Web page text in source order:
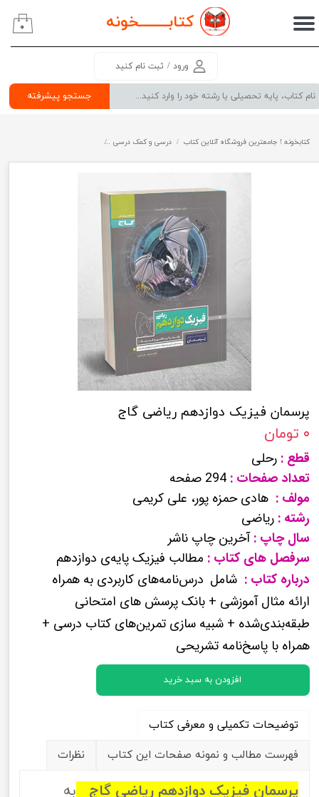
کتابــــــــخونه
جستجو پیشرفته
ورود / ثبت نام کنید
حساب کاربری من
سفارشات
۰
کتابخونه ! جامعترین فروشگاه آنلاین کتاب درسی و کمک درسی
پرسمان فیزیک دوازدهم ریاضی گاج
۰ تومان
قطع : رحلی
تعداد صفحات :
مولف : هادی حمزه پور، علی کریمی
رشته : ریاضی
سال چاپ :آخرین چاپ ناشر
سرفصل های کتاب : مطالب فیزیک پایه‌ی دوازدهم
درباره کتاب : شامل درس‌نامه‌های کاربردی به همراه
ارائه مثال آموزشی + بانک پرسش های امتحانی
طبقه‌بندی‌شده + شبیه سازی تمرین‌های کتاب درسی +
همراه با پاسخ‌نامه تشریحی
افزودن به سبد خرید
توضیحات تکمیلی و معرفی کتاب
فهرست مطالب و نمونه صفحات این کتاب
نظرات
پرسمان فیزیک دوازدهم ریاضی گاج به